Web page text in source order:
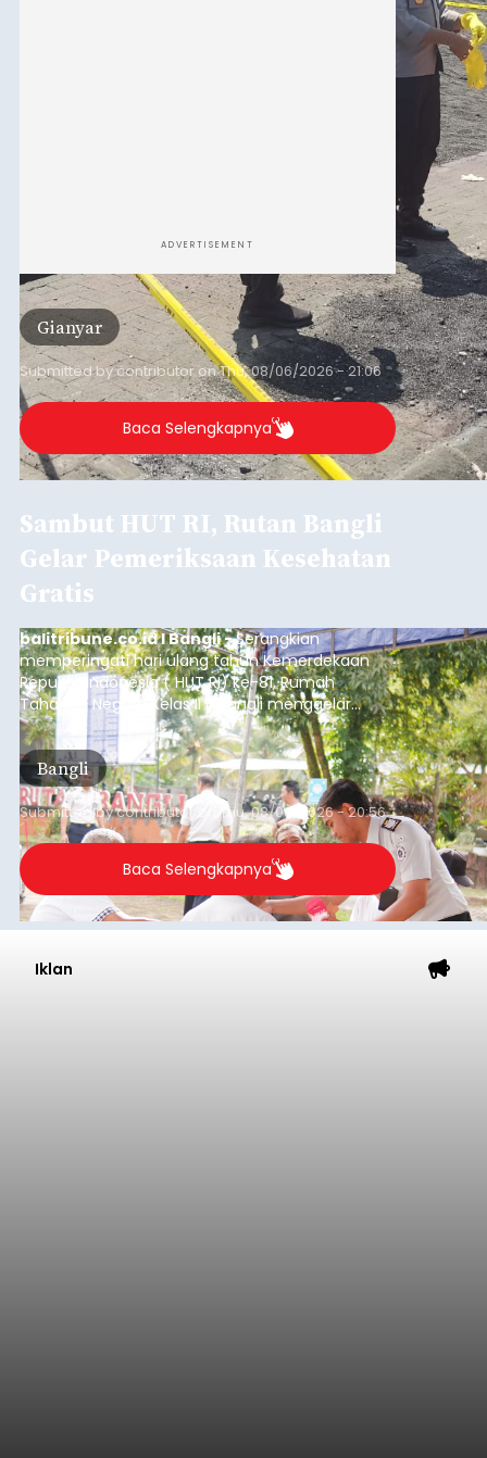
ADVERTISEMENT
Gianyar
Submitted bycontributoronThu, 08/06/2026 - 21:06
Baca Selengkapnya
Sambut HUT RI, Rutan Bangli
Gelar Pemeriksaan Kesehatan
Gratis
balitribune.co.id I Bangli -Serangkian
memperingati hari ulang tahun Kemerdekaan
Republik Indonesia ( HUT RI) ke-81, Rumah
Tahanan Negara Kelas II B Bangli menggelar
kegiatan pemeriksaan kesehatan gratis, Rabu
(6/8/2026).
Bangli
Submitted bycontributor Thu, 08/06/2026 - 20:56
Baca Selengkapnya
Iklan